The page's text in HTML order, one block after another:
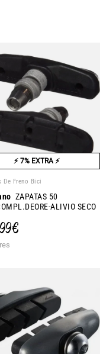
⚡ 7% EXTRA ⚡
De Freno Bici
ZAPATAS 50
ALIVIO SECO
€